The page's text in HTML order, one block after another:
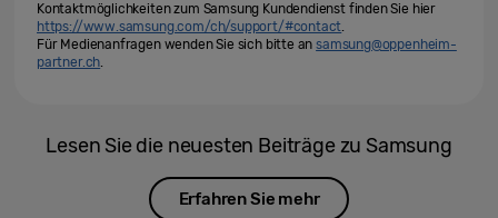
Kontaktmöglichkeiten zum Samsung Kundendienst finden Sie hier
https://www.samsung.com/ch/support/#contact.
Für Medienanfragen wenden Sie sich bitte ansamsung@oppenheim-
partner.ch.
Lesen Sie die neuesten Beiträge zu Samsung
Erfahren Sie mehr